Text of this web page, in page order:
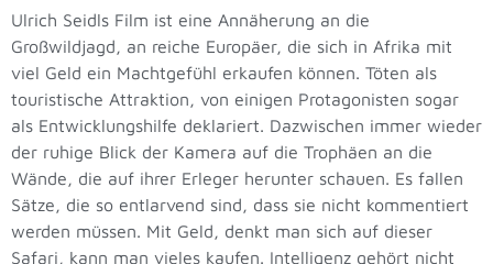
Ulrich Seidls Film ist eine Annäherung an die
Großwildjagd, an reiche Europäer, die sich in Afrika mit
viel Geld ein Machtgefühl erkaufen können. Töten als
touristische Attraktion, von einigen Protagonisten sogar
als Entwicklungshilfe deklariert. Dazwischen immer wieder
der ruhige Blick der Kamera auf die Trophäen an die
Wände, die auf ihrer Erleger herunter schauen. Es fallen
Sätze, die so entlarvend sind, dass sie nicht kommentiert
werden müssen. Mit Geld, denkt man sich auf dieser
Safari, kann man vieles kaufen. Intelligenz gehört nicht